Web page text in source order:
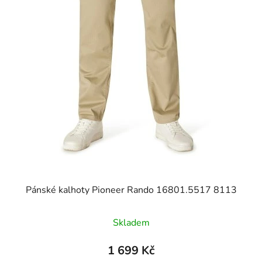
Pánské kalhoty Pioneer Rando 16801.5517 8113
Skladem
1 699 Kč